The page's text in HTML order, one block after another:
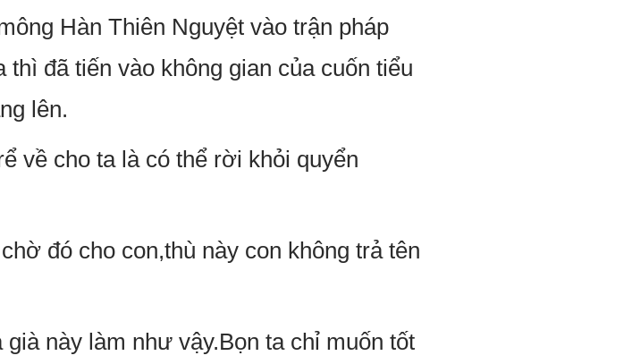
Hàn Thiên Nguyệt vào trận pháp
đã tiến vào không gian của cuốn tiểu
lên.
về cho ta là có thể rời khỏi quyển
đó cho con,thù này con không trả tên
này làm như vậy.Bọn ta chỉ muốn tốt